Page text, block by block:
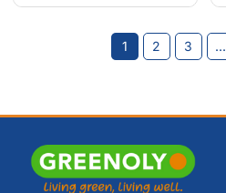
1 2 3 ...